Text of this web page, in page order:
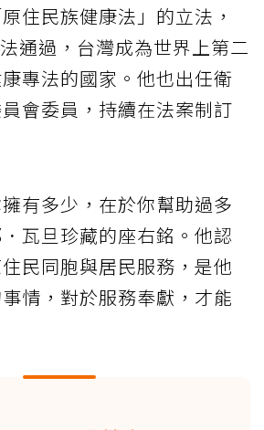
住民族健康法」的立法，
通過，台灣成為世界上第二
專法的國家。他也出任衛
會委員，持續在法案制訂
擁有多少，在於你幫助過多
瓦旦珍藏的座右銘。他認
民同胞與居民服務，是他
情，對於服務奉獻，才能